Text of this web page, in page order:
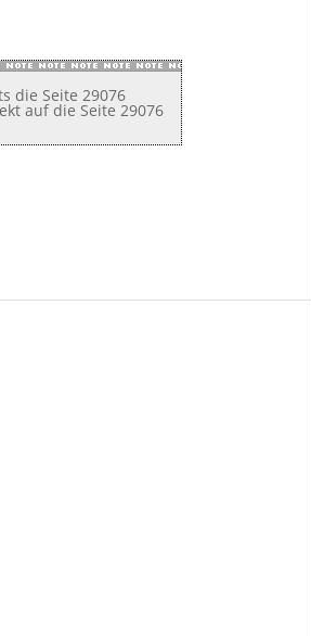
die Seite 29076
auf die Seite 29076